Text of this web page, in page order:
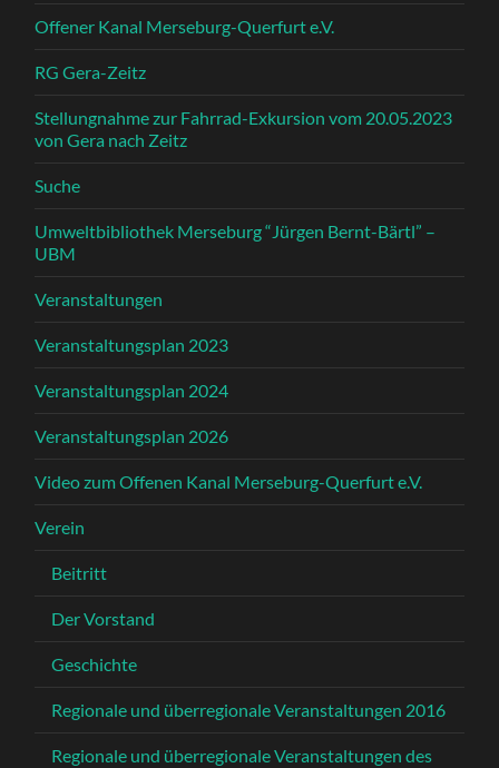
Offener Kanal Merseburg-Querfurt e.V.
RG Gera-Zeitz
Stellungnahme zur Fahrrad-Exkursion vom 20.05.2023
von Gera nach Zeitz
Suche
Umweltbibliothek Merseburg “Jürgen Bernt-Bärtl” –
UBM
Veranstaltungen
Veranstaltungsplan 2023
Veranstaltungsplan 2024
Veranstaltungsplan 2026
Video zum Offenen Kanal Merseburg-Querfurt e.V.
Verein
Beitritt
Der Vorstand
Geschichte
Regionale und überregionale Veranstaltungen 2016
Regionale und überregionale Veranstaltungen des